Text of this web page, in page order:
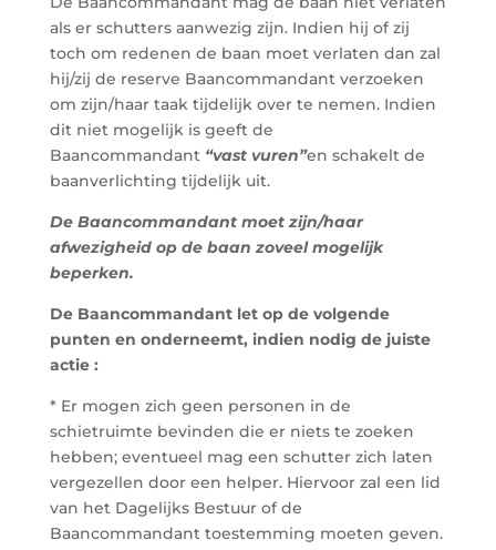
als er schutters aanwezig zijn. Indien hij of zij
toch om redenen de baan moet verlaten dan zal
hij/zij de reserve Baancommandant verzoeken
om zijn/haar taak tijdelijk over te nemen. Indien
dit niet mogelijk is geeft de
Baancommandant “vast vuren”en schakelt de
baanverlichting tijdelijk uit.
De Baancommandant moet zijn/haar
afwezigheid op de baan zoveel mogelijk
beperken.
De Baancommandant let op de volgende
punten en onderneemt, indien nodig de juiste
actie :
* Er mogen zich geen personen in de
schietruimte bevinden die er niets te zoeken
hebben; eventueel mag een schutter zich laten
vergezellen door een helper. Hiervoor zal een lid
van het Dagelijks Bestuur of de
Baancommandant toestemming moeten geven.